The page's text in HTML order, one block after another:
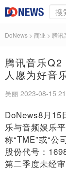
DoNews > 商业 > 腾讯
腾讯音乐Q2
人愿为好音
吴丽 2023-08-15
DoNews8月15
乐与音频娱乐
称“TME”或“公
股份代号：1
第二季度未经